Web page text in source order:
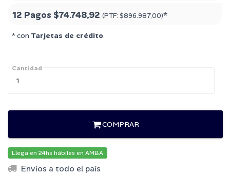
12 Pagos $74.748,92 (PTF: $896.987,00)*
* con Tarjetas de crédito.
Cantidad
COMPRAR
Llega en 24hs hábiles en AMBA
Envíos a todo el país